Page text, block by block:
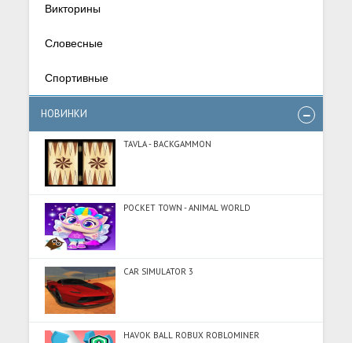
Викторины
Словесные
Спортивные
НОВИНКИ
TAVLA - BACKGAMMON
POCKET TOWN - ANIMAL WORLD
CAR SIMULATOR 3
HAVOK BALL ROBUX ROBLOMINER